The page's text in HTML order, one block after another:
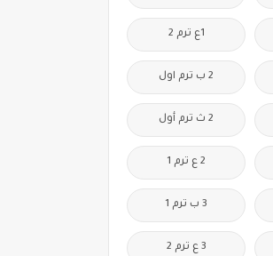
1ع ترم 2
2 ب ترم اول
2 ث ترم أول
2 ع ترم 1
3 ب ترم 1
3 ع ترم 2